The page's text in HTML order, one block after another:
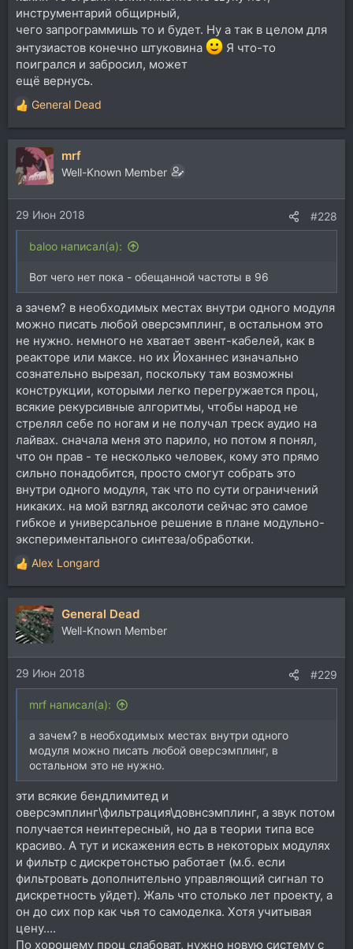
инструментарий общирный,
чего запрограммишь то и будет. Ну а так в целом для
энтузиастов конечно штуковина
Я что-то
поигрался и забросил, может
ещё вернусь.
Р
е
а
к
ц
и
и
:
General Dead
mrf
Well-Known Member
29 Июн 2018 #228
baloo написал(а):
Вот чего нет пока - обещанной частоты в 96
а зачем? в необходимых местах внутри одного модуля
можно писать любой оверсэмплинг, в остальном это
не нужно. немного не хватает эвент-кабелей, как в
реакторе или максе. но их Йоханнес изначально
сознательно вырезал, поскольку там возможны
конструкции, которыми легко перегружается проц,
всякие рекурсивные алгоритмы, чтобы народ не
стрелял себе по ногам и не получал треск аудио на
лайвах. сначала меня это парило, но потом я понял,
что он прав - те несколько человек, кому это прямо
сильно понадобится, просто смогут собрать это
внутри одного модуля, так что по сути ограничений
никаких. на мой взгляд аксолоти сейчас это самое
гибкое и универсальное решение в плане модульно-
экспериментального синтеза/обработки.
Р
е
а
к
ц
и
и
:
Alex Longard
General Dead
Well-Known Member
29 Июн 2018 #229
mrf написал(а):
а зачем? в необходимых местах внутри одного
модуля можно писать любой оверсэмплинг, в
остальном это не нужно.
эти всякие бендлимитед и
оверсэмплинг\фильтрация\довнсэмплинг, а звук потом
получается неинтересный, но да в теории типа все
красиво. А тут и искажения есть в некоторых модулях
и фильтр с дискретонстью работает (м.б. если
фильтровать дополнительно управляющий сигнал то
дискретность уйдет). Жаль что столько лет проекту, а
он до сих пор как чья то самоделка. Хотя учитывая
цену....
По хорошему проц слабоват, нужно новую систему с